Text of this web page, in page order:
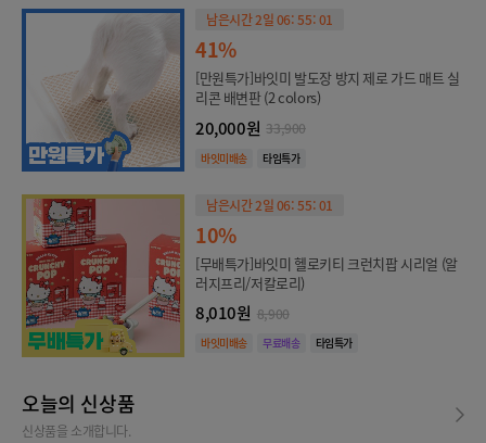
남은시간 2일 06: 55: 01
41%
[만원특가]바잇미 발도장 방지 제로 가드 매트 실
리콘 배변판 (2 colors)
20,000원 33,900
바잇미배송 타임특가
남은시간 2일 06: 55: 01
10%
[무배특가]바잇미 헬로키티 크런치팝 시리얼 (알
러지프리/저칼로리)
8,010원 8,900
바잇미배송 무료배송 타임특가
오늘의 신상품
신상품을 소개합니다.